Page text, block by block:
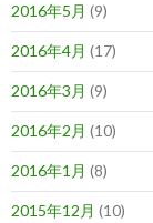
2016年5月 (9)
2016年4月 (17)
2016年3月 (9)
2016年2月 (10)
2016年1月 (8)
2015年12月 (10)